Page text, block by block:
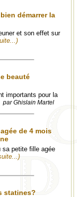
démarrer la
et son effet sur
beauté
importants pour la
par Ghislain Martel
de 4 mois
sa petite fille agée
statines?